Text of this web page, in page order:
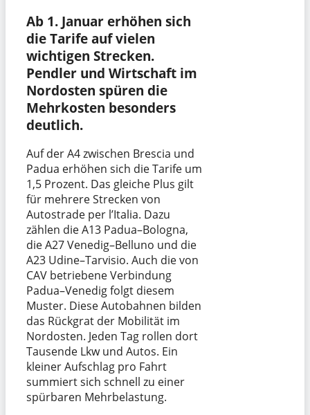
Ab 1. Januar erhöhen sich
die Tarife auf vielen
wichtigen Strecken.
Pendler und Wirtschaft im
Nordosten spüren die
Mehrkosten besonders
deutlich.
Auf der A4 zwischen Brescia und
Padua erhöhen sich die Tarife um
1,5 Prozent. Das gleiche Plus gilt
für mehrere Strecken von
Autostrade per l’Italia. Dazu
zählen die A13 Padua–Bologna,
die A27 Venedig–Belluno und die
A23 Udine–Tarvisio. Auch die von
CAV betriebene Verbindung
Padua–Venedig folgt diesem
Muster. Diese Autobahnen bilden
das Rückgrat der Mobilität im
Nordosten. Jeden Tag rollen dort
Tausende Lkw und Autos. Ein
kleiner Aufschlag pro Fahrt
summiert sich schnell zu einer
spürbaren Mehrbelastung.